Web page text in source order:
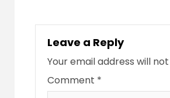
Leave a Reply
Your email address will
Comment *